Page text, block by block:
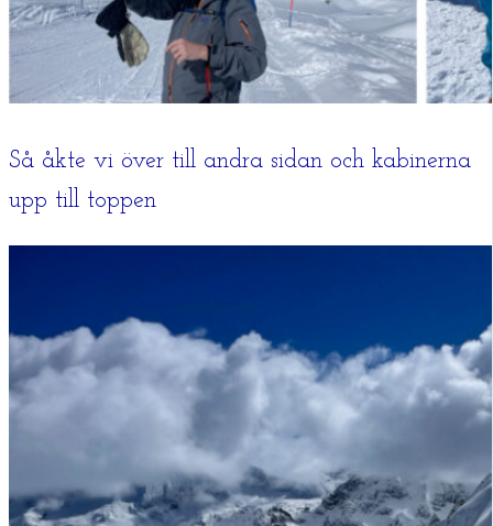
Så åkte vi över till andra sidan och kabinerna
upp till toppen